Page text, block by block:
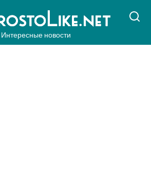
Интересные новости